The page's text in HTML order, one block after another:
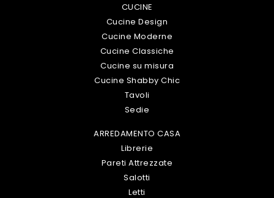
CUCINE
Cucine Design
Cucine Moderne
Cucine Classiche
Cucine su misura
Cucine Shabby Chic
Tavoli
Sedie
ARREDAMENTO CASA
Librerie
Pareti Attrezzate
Salotti
Letti